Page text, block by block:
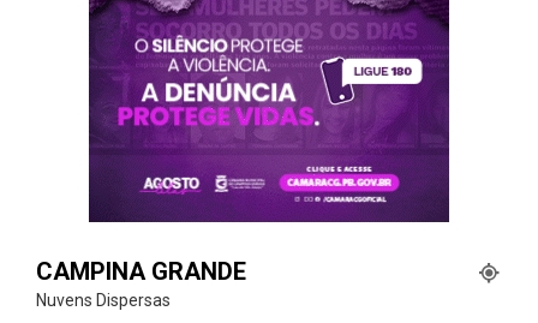
CAMPINA GRANDE
Nuvens Dispersas